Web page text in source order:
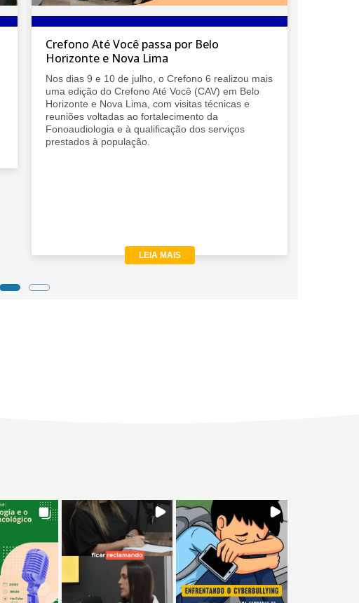
Crefono Até Você passa por Belo
Horizonte e Nova Lima
Nos dias 9 e 10 de julho, o Crefono 6 realizou mais
uma edição do Crefono Até Você (CAV) em Belo
Horizonte e Nova Lima, com visitas técnicas e
reuniões voltadas ao fortalecimento da
Fonoaudiologia e à qualificação dos serviços
prestados à população.
LEIA MAIS